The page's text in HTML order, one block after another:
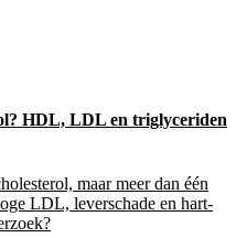
HDL, LDL en triglyceriden
maar meer dan één
LDL, leverschade en hart-